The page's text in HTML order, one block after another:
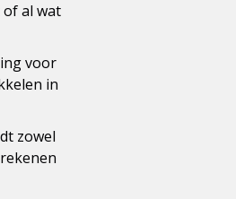
al wat
voor
in
zowel